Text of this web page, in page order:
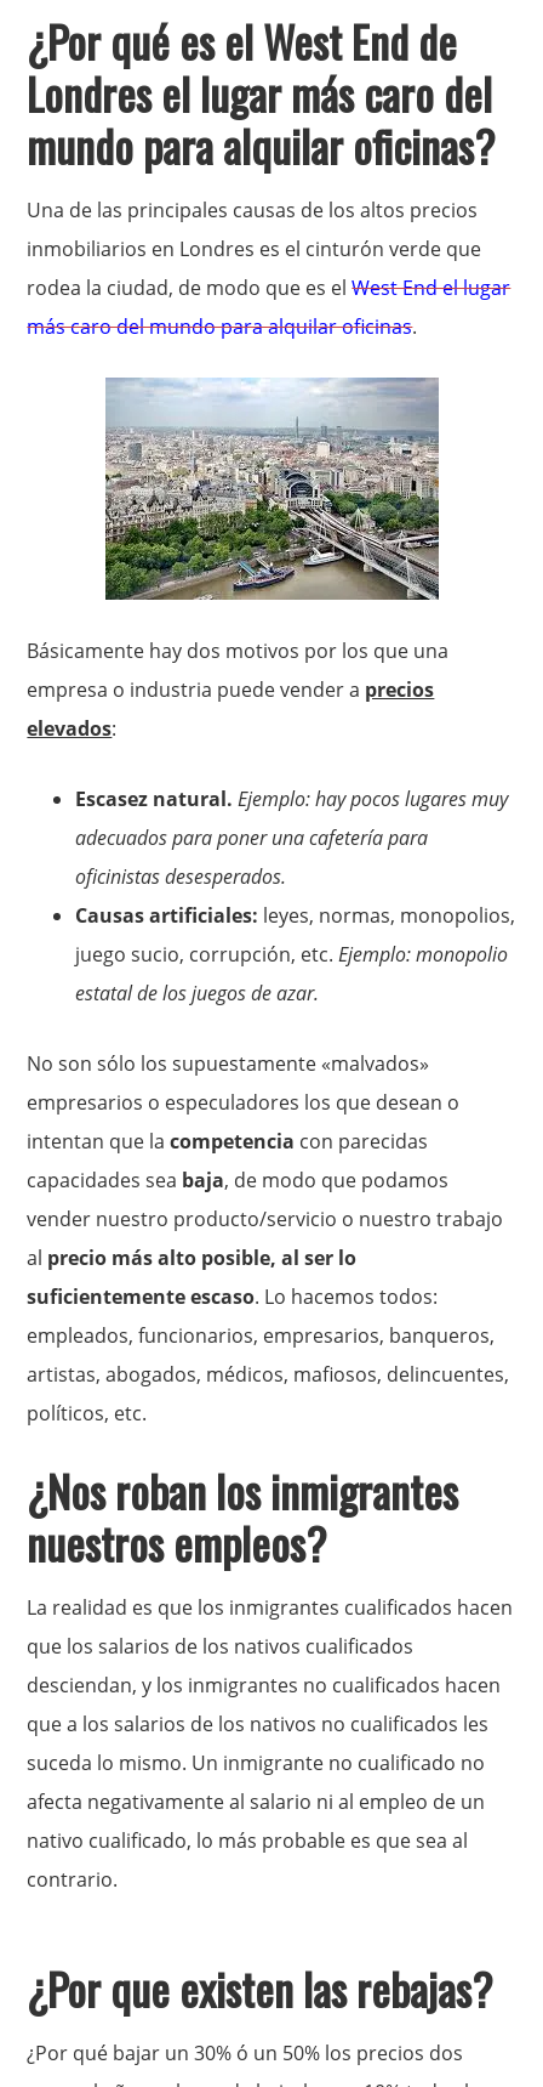
¿Por qué es el West End de
Londres el lugar más caro del
mundo para alquilar oficinas?
Una de las principales causas de los altos precios
inmobiliarios en Londres es el cinturón verde que
rodea la ciudad, de modo que es elWest End el lugar
más caro del mundo para alquilar oficinas.
Básicamente hay dos motivos por los que una
empresa o industria puede vender a precios
elevados:
Escasez natural. Ejemplo: hay pocos lugares muy
adecuados para poner una cafetería para
oficinistas desesperados.
Causas artificiales: leyes, normas, monopolios,
juego sucio, corrupción, etc.Ejemplo: monopolio
estatal de los juegos de azar.
No son sólo los supuestamente «malvados»
empresarios o especuladores los que desean o
intentan que lacompetencia con parecidas
capacidades sea baja, de modo que podamos
vender nuestro producto/servicio o nuestro trabajo
al precio más alto posible, al ser lo
suficientemente escaso. Lo hacemos todos:
empleados, funcionarios, empresarios, banqueros,
artistas, abogados, médicos, mafiosos, delincuentes,
políticos, etc.
¿Nos roban los inmigrantes
nuestros empleos?
La realidad es que los inmigrantes cualificados hacen
que los salarios de los nativos cualificados
desciendan, y los inmigrantes no cualificados hacen
que a los salarios de los nativos no cualificados les
suceda lo mismo. Un inmigrante no cualificado no
afecta negativamente al salario ni al empleo de un
nativo cualificado, lo más probable es que sea al
contrario.
¿Por que existen las rebajas?
¿Por qué bajar un 30% ó un 50% los precios dos